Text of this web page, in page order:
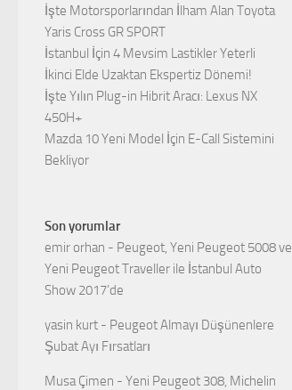
İşte Motorsporlarından İlham Alan Toyota
Yaris Cross GR SPORT
İstanbul İçin 4 Mevsim Lastikler Yeterli
İkinci Elde Uzaktan Ekspertiz Dönemi!
İşte Yılın Plug-in Hibrit Aracı: Lexus NX
450H+
Mazda 10 Yeni Model İçin E-Call Sistemini
Bekliyor
Son yorumlar
emir orhan - Peugeot, Yeni Peugeot 5008 ve
Yeni Peugeot Traveller ile İstanbul Auto
Show 2017’de
yasin kurt - Peugeot Almayı Düşünenlere
Şubat Ayı Fırsatları
Musa Çimen - Yeni Peugeot 308, Michelin